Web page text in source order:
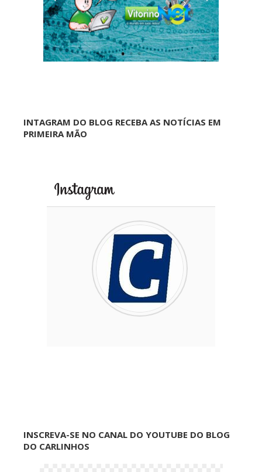
INTAGRAM DO BLOG RECEBA AS NOTÍCIAS EM
PRIMEIRA MÃO
INSCREVA-SE NO CANAL DO YOUTUBE DO BLOG
DO CARLINHOS